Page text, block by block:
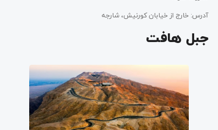
آدرس: خارج از خیابان کورنیش، شارجه
جبل هافت